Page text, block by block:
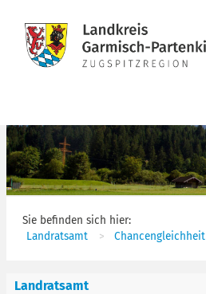
Sie befinden sich hier:
Landratsamt
Chancengleichheit
Landratsamt